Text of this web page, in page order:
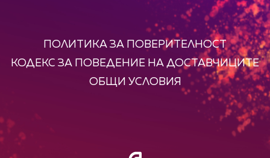
ПОЛИТИКА ЗА ПОВЕРИТЕЛНОСТ
КОДЕКС ЗА ПОВЕДЕНИЕ НА ДОСТАВЧИЦИТЕ
ОБЩИ УСЛОВИЯ